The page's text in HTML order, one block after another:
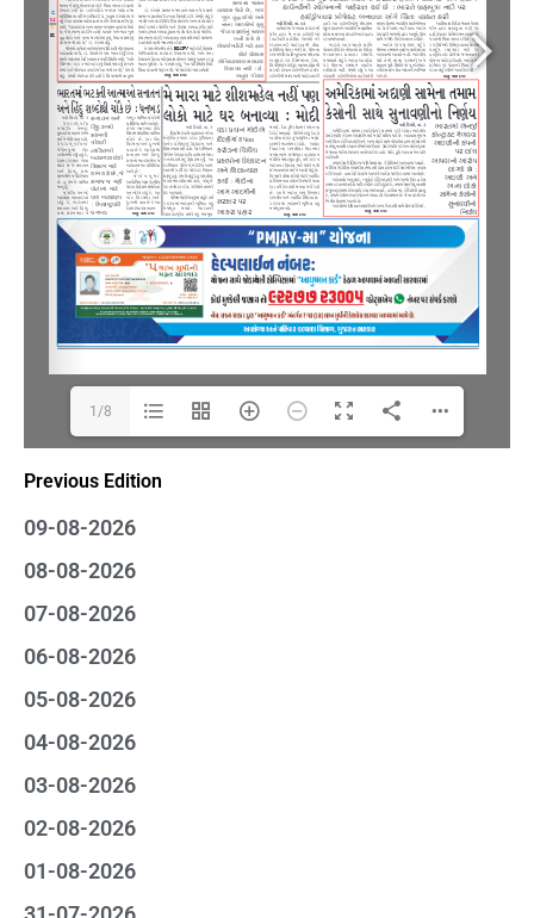
Previous Edition
09-08-2026
08-08-2026
07-08-2026
06-08-2026
05-08-2026
04-08-2026
03-08-2026
02-08-2026
01-08-2026
1/8